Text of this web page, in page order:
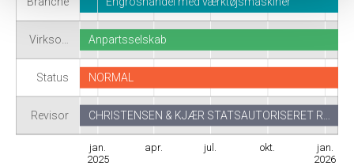
Virkso…
Status
Revisor
jan.
2025
apr. jul. okt.
jan.
2026
Anpartsselskab
NORMAL
CHRISTENSEN & KJÆR STATSAUTORISERET R…